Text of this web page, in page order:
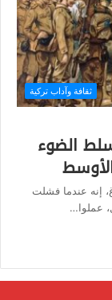
ثقافة وآداب تركية
الضوء
إنه عندما فشلت
عملوا…